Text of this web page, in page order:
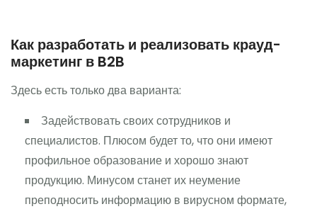
Как разработать и реализовать крауд-
маркетинг в B2B
Здесь есть только два варианта:
Задействовать своих сотрудников и
специалистов. Плюсом будет то, что они имеют
профильное образование и хорошо знают
продукцию. Минусом станет их неумение
преподносить информацию в вирусном формате,